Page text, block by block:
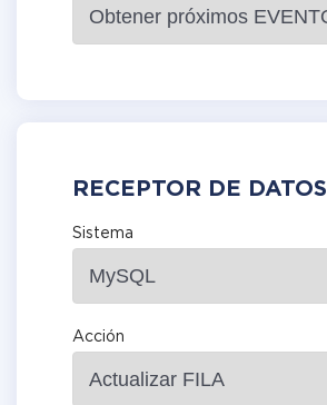
RECEPTOR DE DATOS
Sistema
Acción